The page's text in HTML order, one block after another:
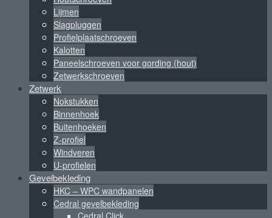
Lijmen
Slagpluggen
Profielplaatschroeven
Kalotten
Paneelschroeven voor gording (hout)
Zetwerkschroeven
Zetwerk
Nokstukken
Binnenhoek
Buitenhoeken
Z-profiel
Windveren
U-profielen
Gevelbekleding
HKC – WPC wandpanelen
Cedral gevelbekleding
Cedral Click